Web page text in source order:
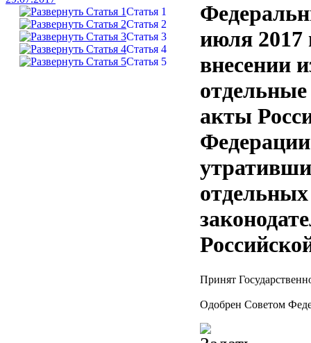
Статья 1
Статья 2
Статья 3
Статья 4
Статья 5
июля
внесении
акты
Принят
Одобрен Советом